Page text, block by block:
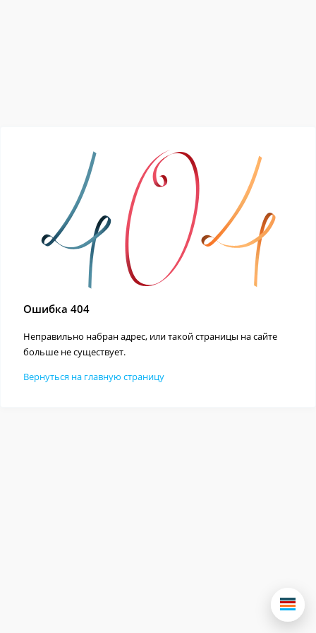
Ошибка 404
Неправильно набран адрес, или такой страницы на сайте
больше не существует.
Вернуться на главную страницу